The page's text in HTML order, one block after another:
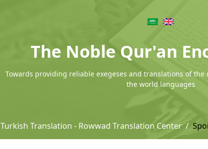
The Noble Qur'an
Towards providing reliable exegeses and translations of
the world languages
Turkish Translation - Rowwad Translation Center